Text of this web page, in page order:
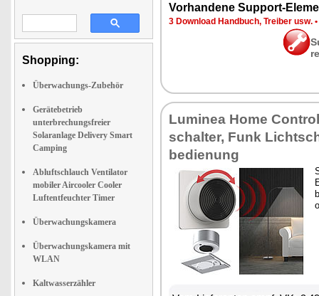
Shopping:
Überwachungs-Zubehör
Gerätebetrieb
unterbrechungsfreier
Solaranlage Delivery Smart
Camping
Abluftschlauch Ventilator
mobiler Aircooler Cooler
Luftentfeuchter Timer
Überwachungskamera
Überwachungskamera mit
WLAN
Kaltwasserzähler
Vor­han­de­ne Sup­port-
3 Down­load Hand­buch, Trei­ber usw. •
Lu­mi­nea Ho­me
schal­ter, Funk
be­die­nung